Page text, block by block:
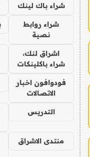
شراء باك لينك
شراء روابط
نصية
اشراق لنك،
شراء باكلينكات
فودوافون اخبار
الاتصالات
التدريس
منتدى الاشراق